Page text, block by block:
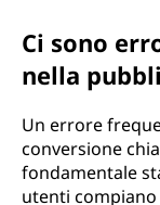
Ci sono
nella
Un errore
conversione
fondamentale
utenti